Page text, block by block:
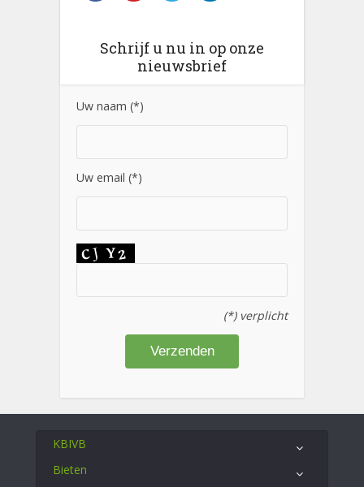
Schrijf u nu in op onze
nieuwsbrief
Uw naam (*)
Uw email (*)
(*) verplicht
KBIVB
Bieten